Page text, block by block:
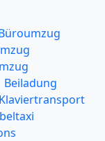
Beiladung
Klaviertransport